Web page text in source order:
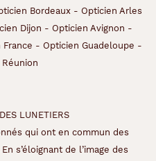
Bordeaux- Opticien Arles
Dijon - Opticien Avignon -
France - Opticien Guadeloupe -
LUNETIERS
qui ont en commun des
s’éloignant de l’image des